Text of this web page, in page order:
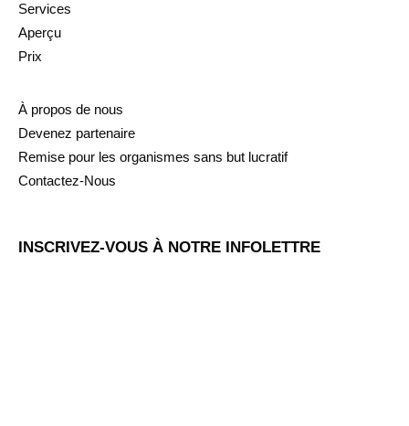
Services
Aperçu
Prix
À propos de nous
Devenez partenaire
Remise pour les organismes sans but lucratif
Contactez-Nous
INSCRIVEZ-VOUS À NOTRE INFOLETTRE